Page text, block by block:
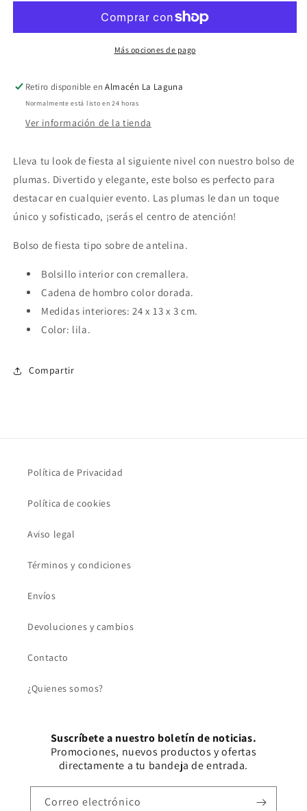
lila
plumas
lila
Más opciones de pago
Retiro disponible enAlmacén La Laguna
Normalmente está listo en 24 horas
Ver información de la tienda
Lleva tu look de fiesta al siguiente nivel con nuestro bolso de
plumas. Divertido y elegante, este bolso es perfecto para
destacar en cualquier evento. Las plumas le dan un toque
único y sofisticado, ¡serás el centro de atención!
Bolso de fiesta tipo sobre de antelina.
Bolsillo interior con cremallera.
Cadena de hombro color dorada.
Medidas interiores: 24 x 13 x 3 cm.
Color: lila.
Compartir
Política de Privacidad
Política de cookies
Aviso legal
Términos y condiciones
Envíos
Devoluciones y cambios
Contacto
¿Quienes somos?
Suscríbete a nuestro boletín de noticias.
Promociones, nuevos productos y ofertas
directamente a tu bandeja de entrada.
Correo electrónico